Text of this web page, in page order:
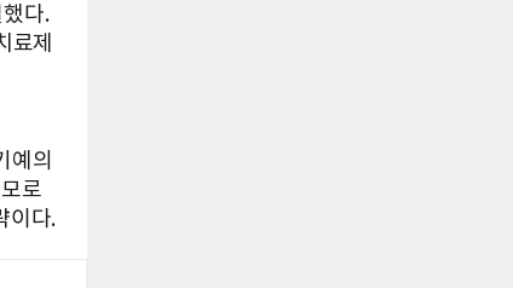
다.
료제
예의
로
이다.